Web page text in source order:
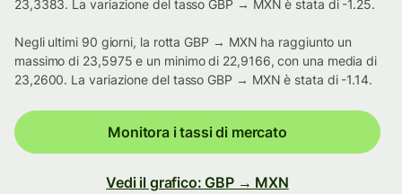
23,3383. La variazione del tasso GBP → MXN è stata di -1.25.
Negli ultimi 90 giorni, la rotta GBP → MXN ha raggiunto un
massimo di 23,5975 e un minimo di 22,9166, con una media di
23,2600. La variazione del tasso GBP → MXN è stata di -1.14.
Monitora i tassi di mercato
Vedi il grafico: GBP → MXN